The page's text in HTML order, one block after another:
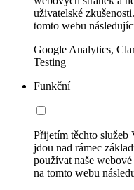
uživatelské
tomto webu
Google Analytics,
Testing
Funkční
Přijetím těchto služeb
jdou nad rámec
používat naše
na tomto webu